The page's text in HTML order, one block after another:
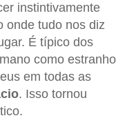
instintivamente
onde tudo nos diz
É típico dos
como estranho
em todas as
. Isso tornou